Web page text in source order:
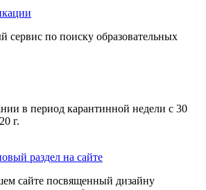
сервис по поиску образовательных
в период карантинной недели c 30
г.
раздел на сайте
сайте посвященный дизайну